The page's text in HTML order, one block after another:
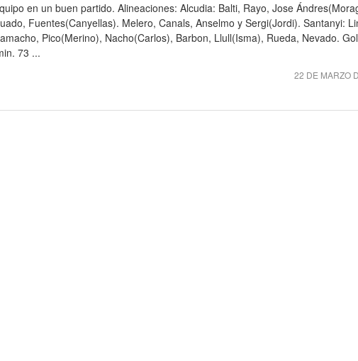
en un buen partido. Alineaciones: Alcudia: Balti, Rayo, Jose
Fuentes(Canyellas). Melero, Canals, Anselmo y Sergi(Jordi). Santanyi:
Pico(Merino), Nacho(Carlos), Barbon, Llull(Isma), Rueda, Nevado.
73 ...
22 DE MARZO